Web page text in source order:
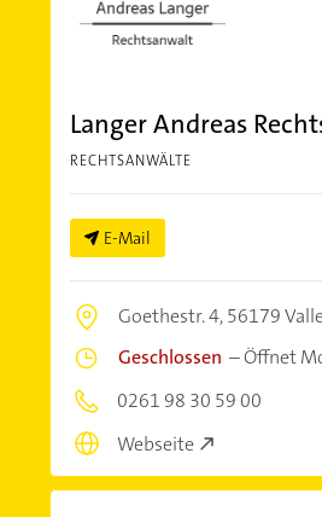
Langer Andreas
RECHTSANWÄLTE
E-Mail
Goethestr. 4,56179
Geschlossen –Öffnet
0261 98 30 59 00
Webseite